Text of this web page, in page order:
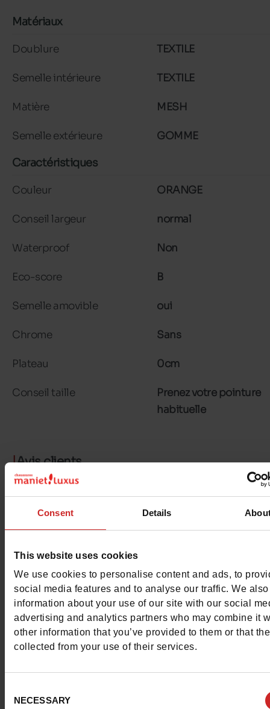
Consent Details
This website uses cookies
We use cookies to personalise content and ads, to
social media features and to analyse our traffic. We
information about your use of our site with our social
advertising and analytics partners who may combine it
other information that you’ve provided to them or that
collected from your use of their services.
Selection
NECESSARY
Matériaux
Doublure TEXTILE
Semelle intérieure TEXTILE
Matière MESH
Semelle extérieure GOMME
Caractéristiques
Couleur ORANGE
Conseil largeur normal
Waterproof Non
Eco-score B
Semelle amovible oui
Chrome Sans
Plateau 0cm
Conseil taille
Prenez votre pointure
habituelle
Avis clients
Pour les garder comme neuves